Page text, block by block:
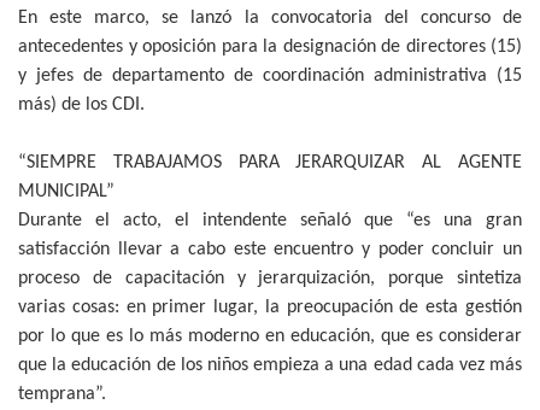
En este marco, se lanzó la convocatoria del concurso de
antecedentes y oposición para la designación de directores (15)
y jefes de departamento de coordinación administrativa (15
más) de los CDI.
“SIEMPRE TRABAJAMOS PARA JERARQUIZAR AL AGENTE
MUNICIPAL”
Durante el acto, el intendente señaló que “es una gran
satisfacción llevar a cabo este encuentro y poder concluir un
proceso de capacitación y jerarquización, porque sintetiza
varias cosas: en primer lugar, la preocupación de esta gestión
por lo que es lo más moderno en educación, que es considerar
que la educación de los niños empieza a una edad cada vez más
temprana”.